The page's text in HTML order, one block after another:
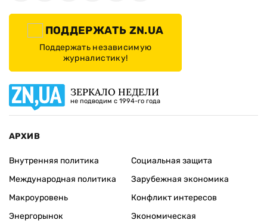
ПОДДЕРЖАТЬ ZN.UA
Поддержать независимую
журналистику!
ЗЕРКАЛО НЕДЕЛИ
не подводим с 1994-го года
АРХИВ
Внутренняя политика
Международная политика
Макроуровень
Энергорынок
Социальная защита
Зарубежная экономика
Конфликт интересов
Экономическая